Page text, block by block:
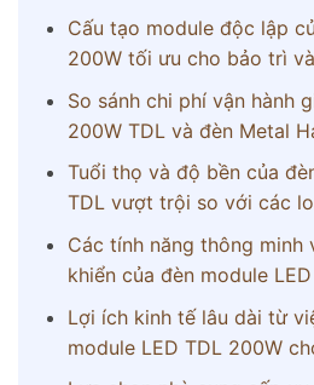
Cấu tạo module độc lập
200W tối ưu cho bảo trì
So sánh chi phí vận hành
200W TDL và đèn Metal
Tuổi thọ và độ bền của
TDL vượt trội so với các
Các tính năng thông minh
khiển của đèn module
Lợi ích kinh tế lâu dài từ
module LED TDL 200W